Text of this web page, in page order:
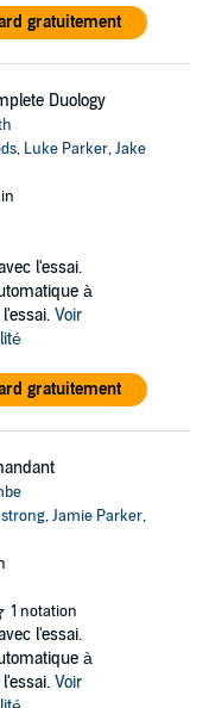
gratuitement
Duology
, Luke Parker,Jake
l'essai.
à
Voir
gratuitement
,Jamie Parker,
1 notation
l'essai.
à
Voir